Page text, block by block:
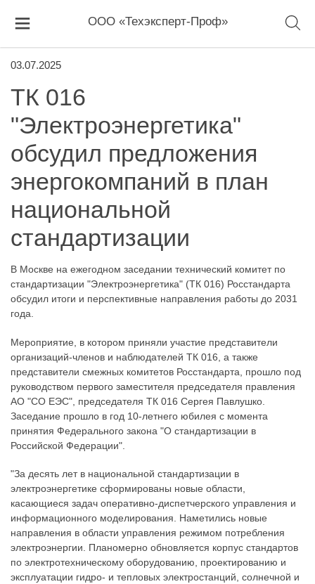
ООО «Техэксперт-Проф»
03.07.2025
ТК 016
"Электроэнергетика"
обсудил предложения
энергокомпаний в план
национальной
стандартизации
В Москве на ежегодном заседании технический комитет по
стандартизации "Электроэнергетика" (ТК 016) Росстандарта
обсудил итоги и перспективные направления работы до 2031
года.
Мероприятие, в котором приняли участие представители
организаций-членов и наблюдателей ТК 016, а также
представители смежных комитетов Росстандарта, прошло под
руководством первого заместителя председателя правления
АО "СО ЕЭС", председателя ТК 016 Сергея Павлушко.
Заседание прошло в год 10-летнего юбилея с момента
принятия Федерального закона "О стандартизации в
Российской Федерации".
"За десять лет в национальной стандартизации в
электроэнергетике сформированы новые области,
касающиеся задач оперативно-диспетчерского управления и
информационного моделирования. Наметились новые
направления в области управления режимом потребления
электроэнергии. Планомерно обновляется корпус стандартов
по электротехническому оборудованию, проектированию и
эксплуатации гидро- и тепловых электростанций, солнечной и